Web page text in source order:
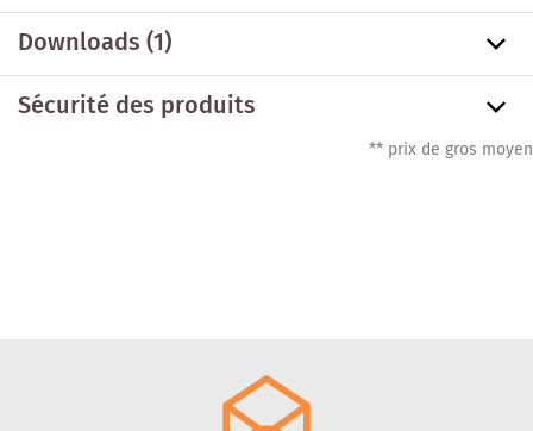
Downloads (1)
Sécurité des produits
** prix de gros moyen